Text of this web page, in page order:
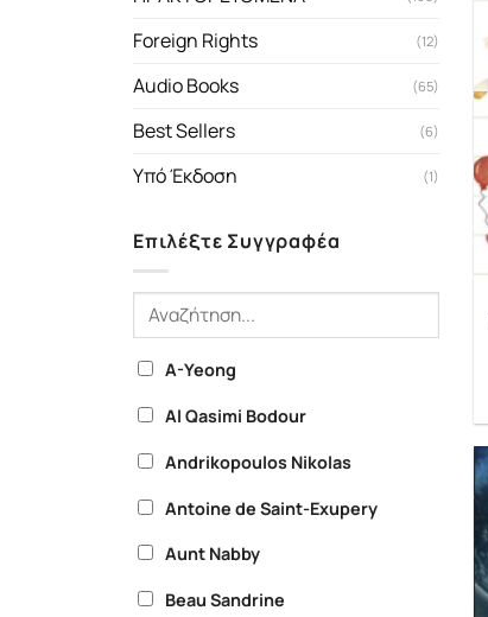
Foreign Rights (12)
Audio Books (65)
Best Sellers (6)
Υπό Έκδοση (1)
Επιλέξτε Συγγραφέα
A-Yeong
Al Qasimi Bodour
Andrikopoulos Nikolas
Antoine de Saint-Exupery
Aunt Nabby
Beau Sandrine